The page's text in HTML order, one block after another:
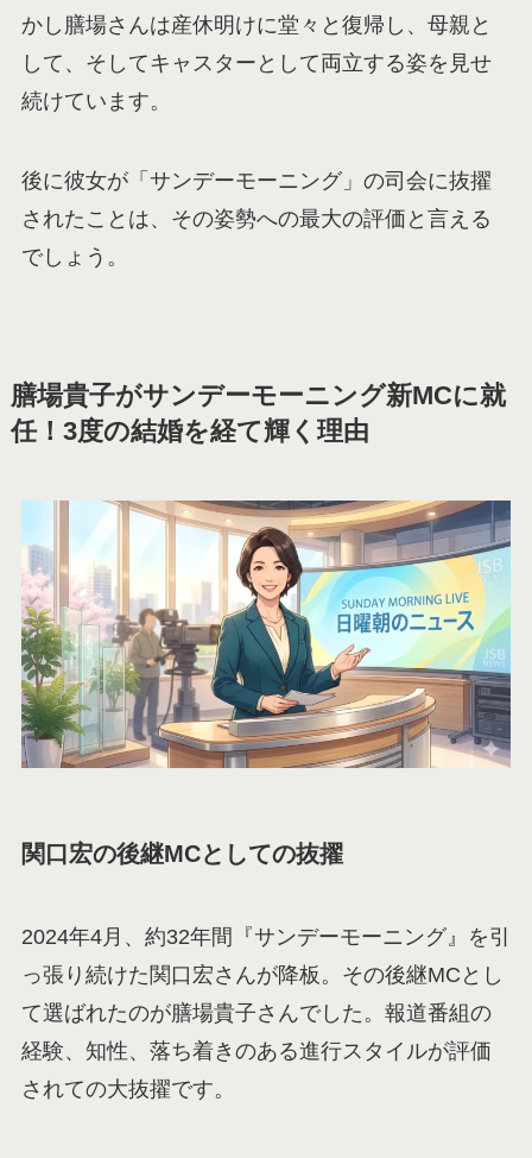
かし膳場さんは産休明けに堂々と復帰し、母親と
して、そしてキャスターとして両立する姿を見せ
続けています。
後に彼女が「サンデーモーニング」の司会に抜擢
されたことは、その姿勢への最大の評価と言える
でしょう。
膳場貴子がサンデーモーニング新MCに就
任！3度の結婚を経て輝く理由
関口宏の後継MCとしての抜擢
2024年4月、約32年間『サンデーモーニング』を引
っ張り続けた関口宏さんが降板。その後継MCとし
て選ばれたのが膳場貴子さんでした。報道番組の
経験、知性、落ち着きのある進行スタイルが評価
されての大抜擢です。